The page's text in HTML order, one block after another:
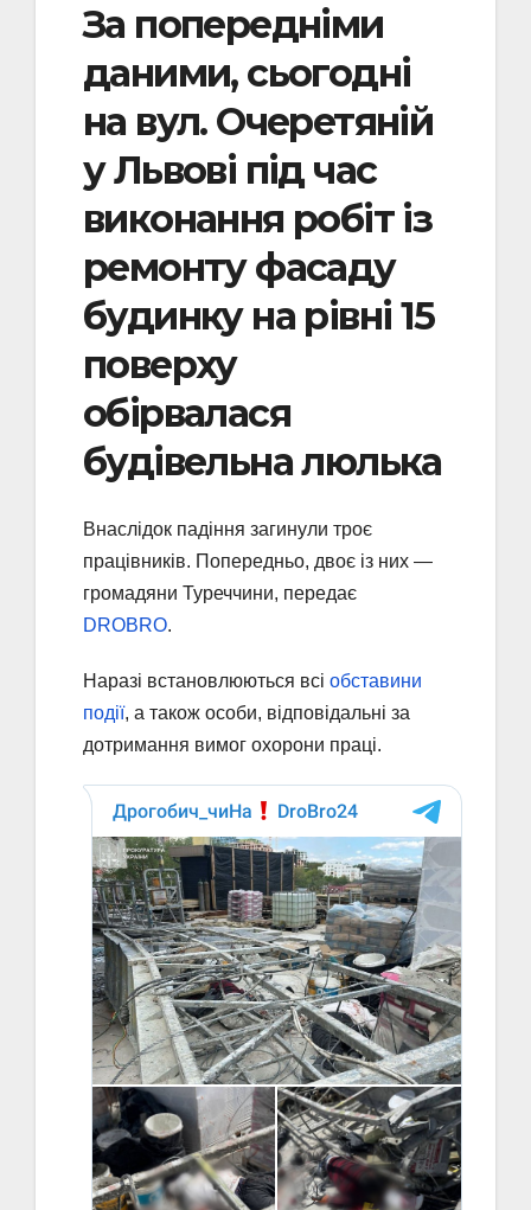
За попередніми
даними, сьогодні
на вул. Очеретяній
у Львові під час
виконання робіт із
ремонту фасаду
будинку на рівні 15
поверху
обірвалася
будівельна люлька
Внаслідок падіння загинули троє
працівників. Попередньо, двоє із них —
громадяни Туреччини, передає
DROBRO.
Наразі встановлюються всі обставини
події, а також особи, відповідальні за
дотримання вимог охорони праці.